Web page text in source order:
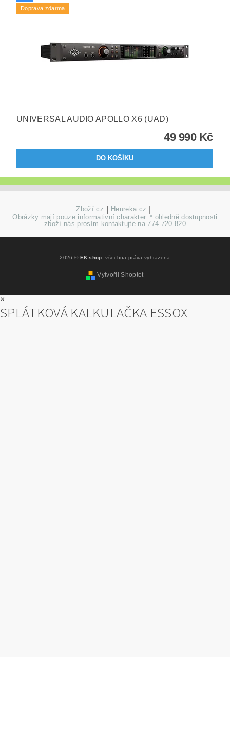
Doprava zdarma
UNIVERSAL AUDIO APOLLO X6 (UAD)
49 990 Kč
Zboží.cz Heureka.cz
Obrázky mají pouze informativní charakter. * ohledně dostupnosti
zboží nás prosím kontaktujte na 774 720 820
2026 © EK shop , všechna práva vyhrazena
Vytvořil Shoptet
×
SPLÁTKOVÁ KALKULAČKA ESSOX